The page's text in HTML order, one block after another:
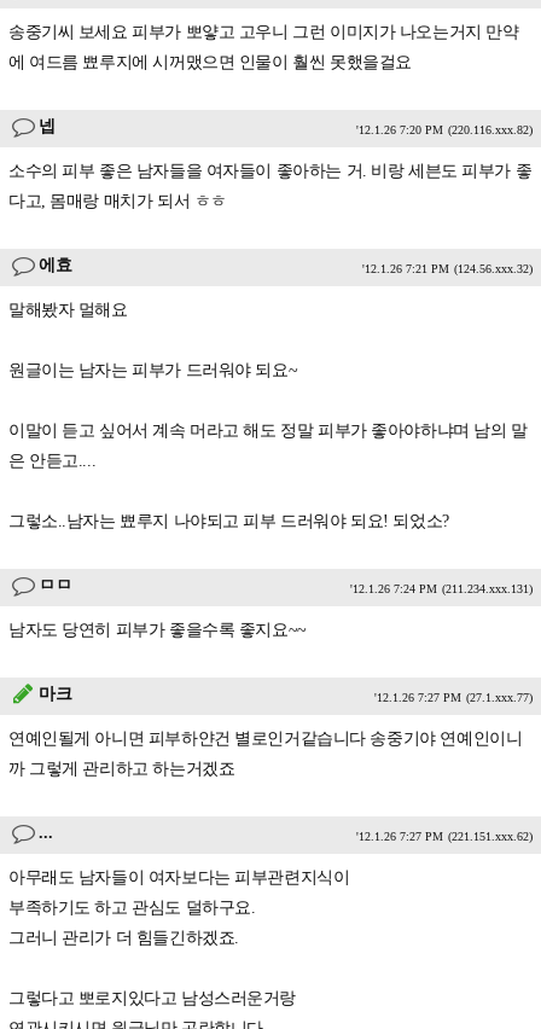
송중기씨 보세요 피부가 뽀얗고 고우니 그런 이미지가 나오는거지 만약
에 여드름 뾰루지에 시꺼맸으면 인물이 훨씬 못했을걸요
넵 '12.1.26 7:20 PM (220.116.xxx.82)
소수의 피부 좋은 남자들을 여자들이 좋아하는 거. 비랑 세븐도 피부가 좋
다고, 몸매랑 매치가 되서 ㅎㅎ
에효 '12.1.26 7:21 PM (124.56.xxx.32)
말해봤자 멀해요
원글이는 남자는 피부가 드러워야 되요~
이말이 듣고 싶어서 계속 머라고 해도 정말 피부가 좋아야하냐며 남의 말
은 안듣고....
그렇소..남자는 뾰루지 나야되고 피부 드러워야 되요! 되었소?
ㅁㅁ '12.1.26 7:24 PM (211.234.xxx.131)
남자도 당연히 피부가 좋을수록 좋지요~~
마크 '12.1.26 7:27 PM (27.1.xxx.77)
연예인될게 아니면 피부하얀건 별로인거같습니다 송중기야 연예인이니
까 그렇게 관리하고 하는거겠죠
... '12.1.26 7:27 PM (221.151.xxx.62)
아무래도 남자들이 여자보다는 피부관련지식이
부족하기도 하고 관심도 덜하구요.
그러니 관리가 더 힘들긴하겠죠.
그렇다고 뽀로지있다고 남성스러운거랑